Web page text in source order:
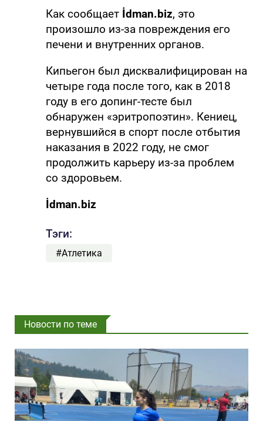
Как сообщает İdman.biz, это
произошло из-за повреждения его
печени и внутренних органов.
Кипьегон был дисквалифицирован на
четыре года после того, как в 2018
году в его допинг-тесте был
обнаружен «эритропоэтин». Кениец,
вернувшийся в спорт после отбытия
наказания в 2022 году, не смог
продолжить карьеру из-за проблем
со здоровьем.
İdman.biz
Тэги:
#Атлетика
Новости по теме